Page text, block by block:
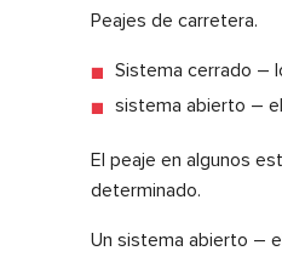
Peajes de carretera.
Sistema cerrado –
sistema abierto –
El peaje en algunos
determinado.
Un sistema abierto –